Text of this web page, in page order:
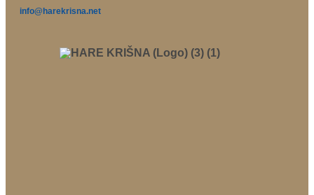
info@harekrisna.net